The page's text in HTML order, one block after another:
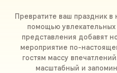
Превратите ваш праздник
помощью
представления добавят
мероприятие по-
гостям массу
масштабный и